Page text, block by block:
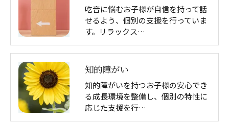
吃音に悩むお子様が自信を持って話
せるよう、個別の支援を行っていま
す。リラックス…
知的障がい
知的障がいを持つお子様の安心でき
る成長環境を整備し、個別の特性に
応じた支援を行…